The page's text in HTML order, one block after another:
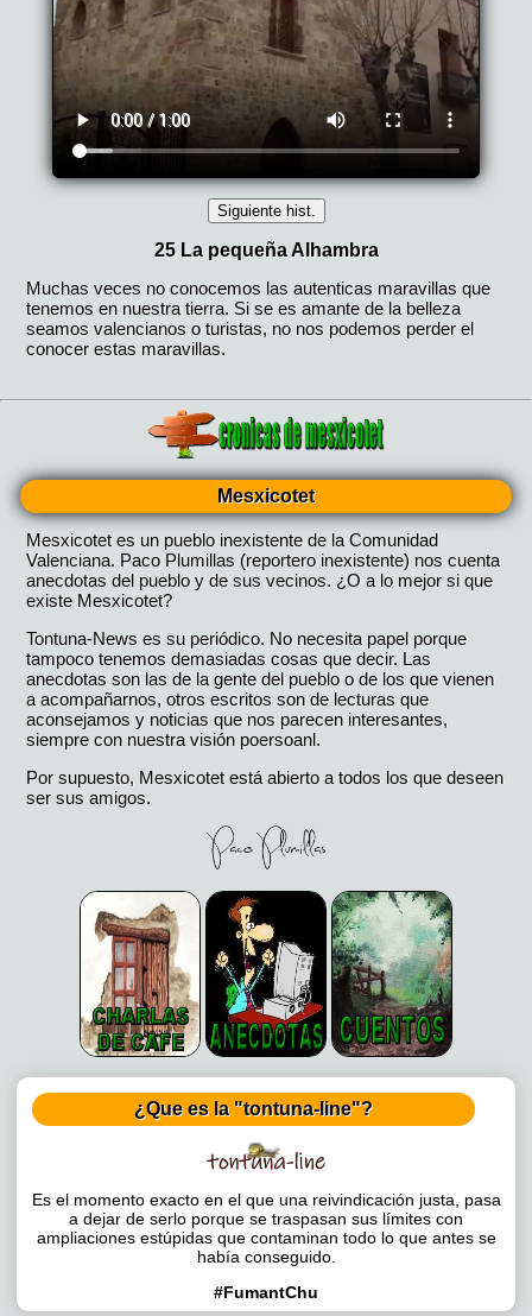
Mesxicotet
Mesxicotet es un pueblo inexistente de la Comunidad
Valenciana. Paco Plumillas (reportero inexistente) nos cuenta
anecdotas del pueblo y de sus vecinos. ¿O a lo mejor si que
existe Mesxicotet?
Tontuna-News es su periódico. No necesita papel porque
tampoco tenemos demasiadas cosas que decir. Las
anecdotas son las de la gente del pueblo o de los que vienen
a acompañarnos, otros escritos son de lecturas que
aconsejamos y noticias que nos parecen interesantes,
siempre con nuestra visión poersoanl.
Por supuesto, Mesxicotet está abierto a todos los que deseen
ser sus amigos.
¿Que es la "tontuna-line"?
Es el momento exacto en el que una reivindicación justa, pasa
a dejar de serlo porque se traspasan sus límites con
ampliaciones estúpidas que contaminan todo lo que antes se
había conseguido.
#FumantChu